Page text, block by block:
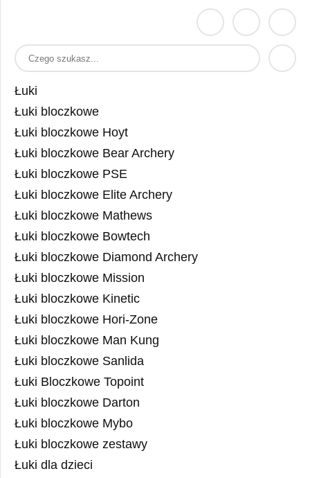
Łuki
Łuki bloczkowe
Łuki bloczkowe Hoyt
Łuki bloczkowe Bear Archery
Łuki bloczkowe PSE
Łuki bloczkowe Elite Archery
Łuki bloczkowe Mathews
Łuki bloczkowe Bowtech
Łuki bloczkowe Diamond Archery
Łuki bloczkowe Mission
Łuki bloczkowe Kinetic
Łuki bloczkowe Hori-Zone
Łuki bloczkowe Man Kung
Łuki bloczkowe Sanlida
Łuki Bloczkowe Topoint
Łuki bloczkowe Darton
Łuki bloczkowe Mybo
Łuki bloczkowe zestawy
Łuki dla dzieci